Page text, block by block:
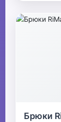
Брюки